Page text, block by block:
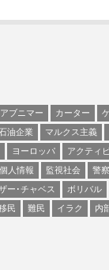
ブニマー カーター
油企業 マルクス主義
ヨーロッパ アクティ
個人情報 監視社会 警察
ー･チャベス ボリバル
民 難民 イラク 内